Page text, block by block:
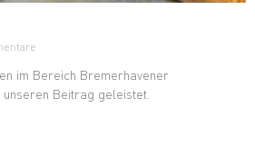
im Bereich Bremerhavener
Beitrag geleistet.